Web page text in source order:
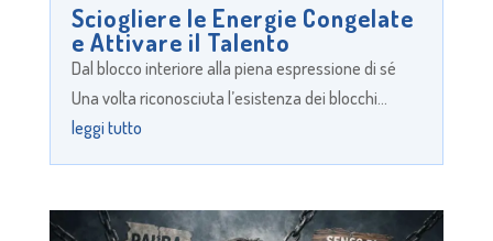
Sciogliere le Energie Congelate
e Attivare il Talento
Dal blocco interiore alla piena espressione di sé
Una volta riconosciuta l’esistenza dei blocchi...
leggi tutto